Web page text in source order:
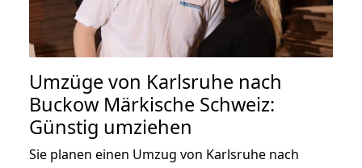
Umzüge von Karlsruhe nach
Buckow Märkische Schweiz:
Günstig umziehen
Sie planen einen Umzug von Karlsruhe nach